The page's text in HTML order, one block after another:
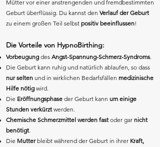
Mütter vor einer anstrengenden und fremdbestimmten
Geburt überflüssig. Du kannst den Verlauf der Geburt
zu einem großen Teil selbst positiv beeinflussen!
Die Vorteile von HypnoBirthing:
Vorbeugung des Angst-Spannung-Schmerz-Syndroms.
Die Geburt kann ruhig und natürlich ablaufen, so dass
nur selten und in wirklichen Bedarfsfällen medizinische
Hilfe nötig wird.
Die Eröffnungsphase der Geburt kann um einige
Stunden verkürztwerden.
Chemische Schmerzmittel werden fastoder gar nicht
benötigt.
Die Mutterbleibt während der Geburt in ihrer Kraft,